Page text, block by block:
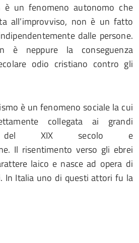
è un fenomeno autonomo che
all’improvviso, non è un fatto
dalle persone.
è neppure la conseguenza
odio cristiano contro gli
è un fenomeno sociale la cui
collegata ai grandi
del XIX secolo e
Il risentimento verso gli ebrei
laico e nasce ad opera di
In Italia uno di questi attori fu la